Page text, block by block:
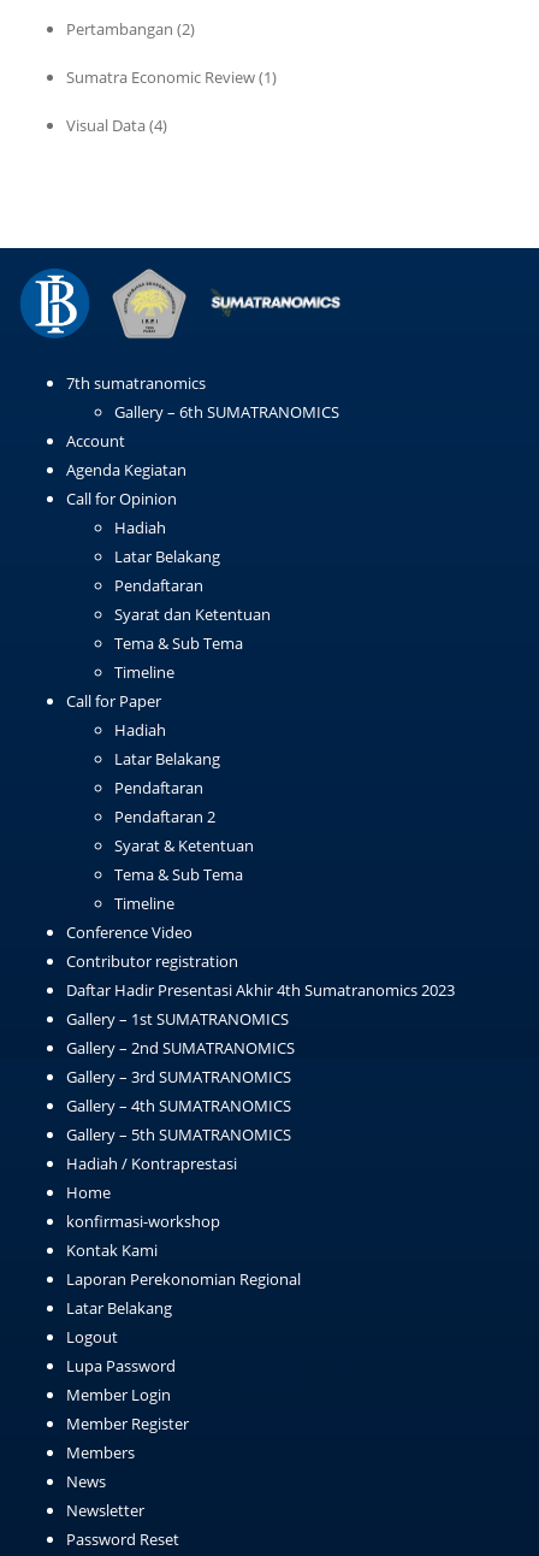
Pertambangan (2)
Sumatra Economic Review(1)
Visual Data(4)
7th sumatranomics
Gallery – 6th SUMATRANOMICS
Account
Agenda Kegiatan
Call for Opinion
Hadiah
Latar Belakang
Pendaftaran
Syarat dan Ketentuan
Tema & Sub Tema
Timeline
Call for Paper
Hadiah
Latar Belakang
Pendaftaran
Pendaftaran 2
Syarat & Ketentuan
Tema & Sub Tema
Timeline
Conference Video
Contributor registration
Daftar Hadir Presentasi Akhir 4th Sumatranomics 2023
Gallery – 1st SUMATRANOMICS
Gallery – 2nd SUMATRANOMICS
Gallery – 3rd SUMATRANOMICS
Gallery – 4th SUMATRANOMICS
Gallery – 5th SUMATRANOMICS
Hadiah / Kontraprestasi
Home
konfirmasi-workshop
Kontak Kami
Laporan Perekonomian Regional
Latar Belakang
Logout
Lupa Password
Member Login
Member Register
Members
News
Newsletter
Password Reset